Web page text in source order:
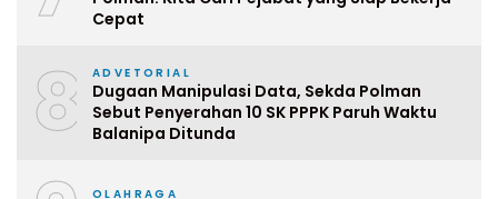
Cepat
8 ADVETORIAL
Dugaan Manipulasi Data, Sekda Polman
Sebut Penyerahan 10 SK PPPK Paruh Waktu
Balanipa Ditunda
OLAHRAGA